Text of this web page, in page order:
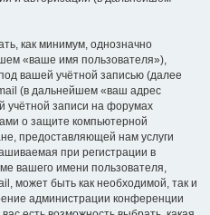
как минимум, однозначно
«ваше имя пользователя»),
вашей учётной записью (далее
(в дальнейшем «ваш адрес
записи на форумах
о защите компьютерной
предоставляющей нам услуги
при регистрации в
вашего имени пользователя,
может быть как необходимой, так и
администрации конференции